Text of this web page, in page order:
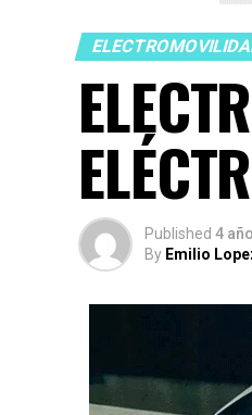
Published 4
By Emilio